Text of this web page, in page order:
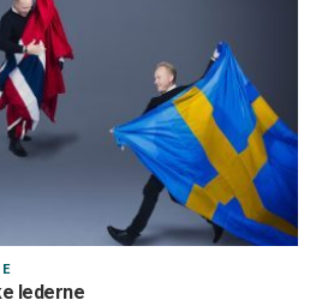
sendt direkte til deg, før lønnstrekk
lederne